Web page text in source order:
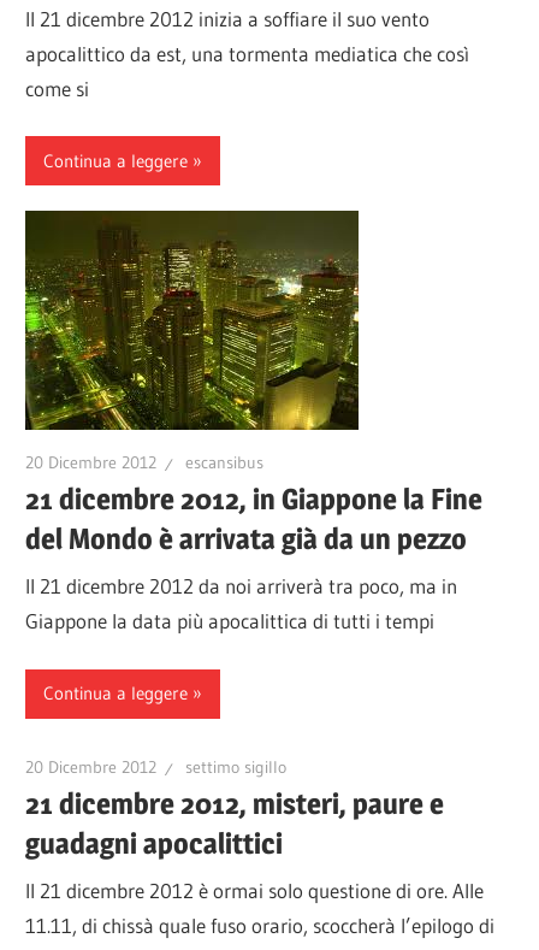
Il 21 dicembre 2012 inizia a soffiare il suo vento
apocalittico da est, una tormenta mediatica che così
come si
Continua a leggere
20 Dicembre 2012 escansibus
21 dicembre 2012, in Giappone la Fine
del Mondo è arrivata già da un pezzo
Il 21 dicembre 2012 da noi arriverà tra poco, ma in
Giappone la data più apocalittica di tutti i tempi
Continua a leggere
20 Dicembre 2012 settimo sigillo
21 dicembre 2012, misteri, paure e
guadagni apocalittici
Il 21 dicembre 2012 è ormai solo questione di ore. Alle
11.11, di chissà quale fuso orario, scoccherà l’epilogo di